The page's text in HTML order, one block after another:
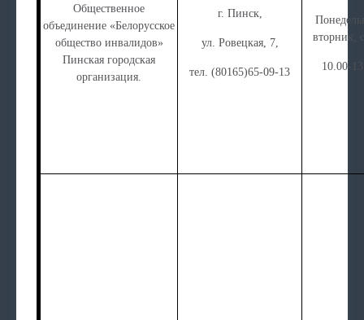
Общественное
объединение «Белорусское
общество инвалидов»
Пинская городская
организация.
г. Пинск,
ул. Ровецкая, 7,
тел. (80165)65-09-13
вторник,
10.00-